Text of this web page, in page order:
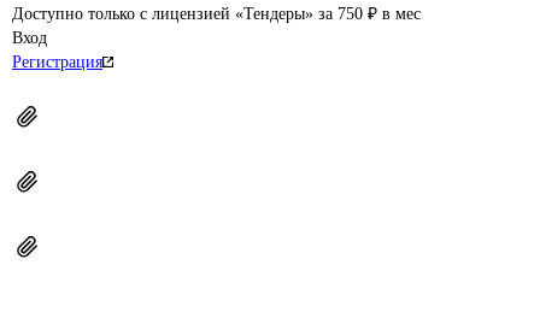
Доступно только с лицензией «Тендеры» за 750 ₽ в мес
Вход
Регистрация